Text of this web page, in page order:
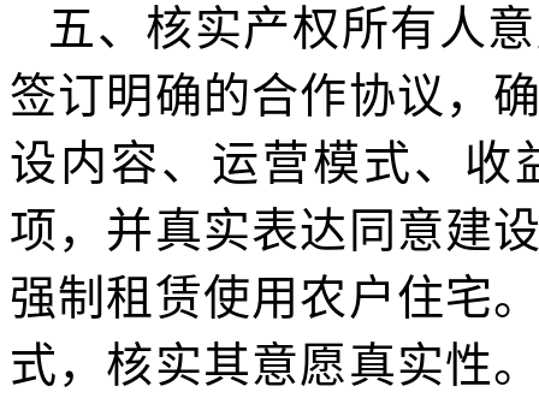
五、核实产权所有人
签订明确的合作协议，
设内容、运营模式、收
项，并真实表达同意建
强制租赁使用农户住宅
式，核实其意愿真实性